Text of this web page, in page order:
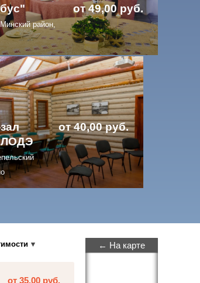
район,
от 49,00 руб.
ЛОДЭ
от 40,00 руб.
от 35,00 руб.
← На карте